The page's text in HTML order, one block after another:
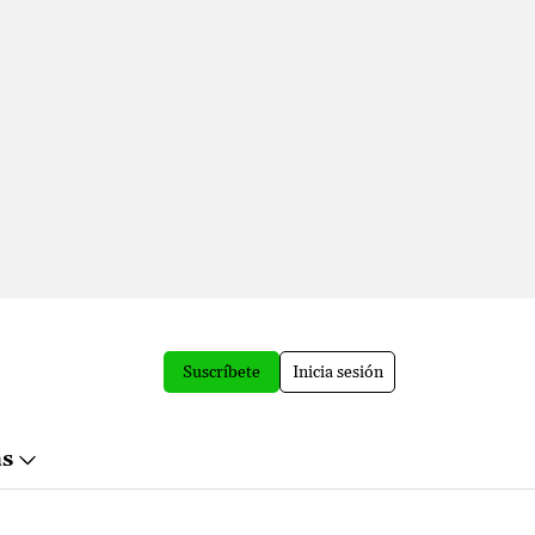
Suscríbete Inicia sesión